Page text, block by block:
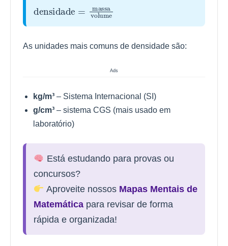
densidade massa
As unidades mais comuns de densidade são:
Ads
kg/m³ – Sistema Internacional (SI)
g/cm³ – sistema CGS (mais usado em
laboratório)
Está estudando para provas ou
concursos?
Aproveite nossos Mapas Mentais de
Matemática para revisar de forma
rápida e organizada!